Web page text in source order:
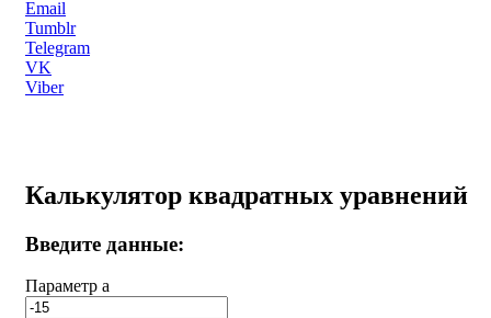
Email
Tumblr
Telegram
VK
Viber
Калькулятор квадратных уравнений
Введите данные:
Параметр a